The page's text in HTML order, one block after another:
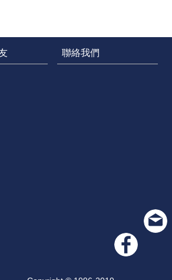
聯絡我們